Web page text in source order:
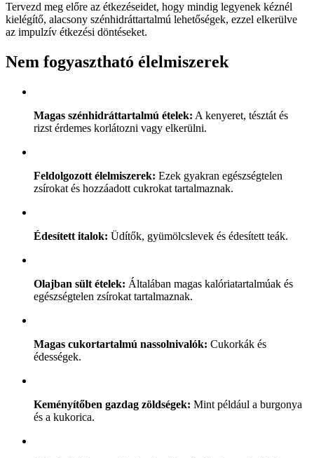
Tervezd meg előre az étkezéseidet, hogy mindig legyenek kéznél
kielégítő, alacsony szénhidráttartalmú lehetőségek, ezzel elkerülve
az impulzív étkezési döntéseket.
Nem fogyasztható élelmiszerek
Magas szénhidráttartalmú ételek: A kenyeret, tésztát és
rizst érdemes korlátozni vagy elkerülni.
Feldolgozott élelmiszerek: Ezek gyakran egészségtelen
zsírokat és hozzáadott cukrokat tartalmaznak.
Édesített italok: Üdítők, gyümölcslevek és édesített teák.
Olajban sült ételek: Általában magas kalóriatartalmúak és
egészségtelen zsírokat tartalmaznak.
Magas cukortartalmú nassolnivalók: Cukorkák és
édességek.
Keményítőben gazdag zöldségek: Mint például a burgonya
és a kukorica.